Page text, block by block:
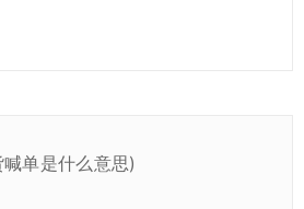
单是什么意思)